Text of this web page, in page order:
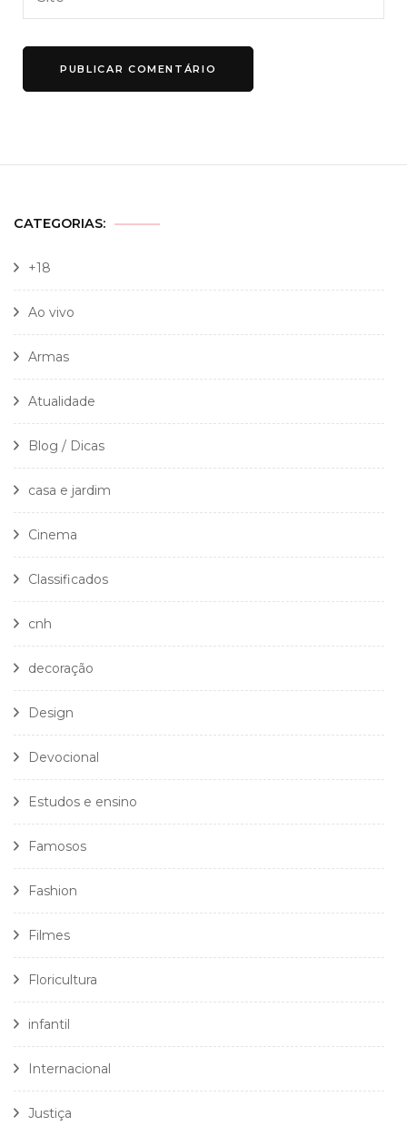
CATEGORIAS:
+18
Ao vivo
Armas
Atualidade
Blog / Dicas
casa e jardim
Cinema
Classificados
cnh
decoração
Design
Devocional
Estudos e ensino
Famosos
Fashion
Filmes
Floricultura
infantil
Internacional
Justiça